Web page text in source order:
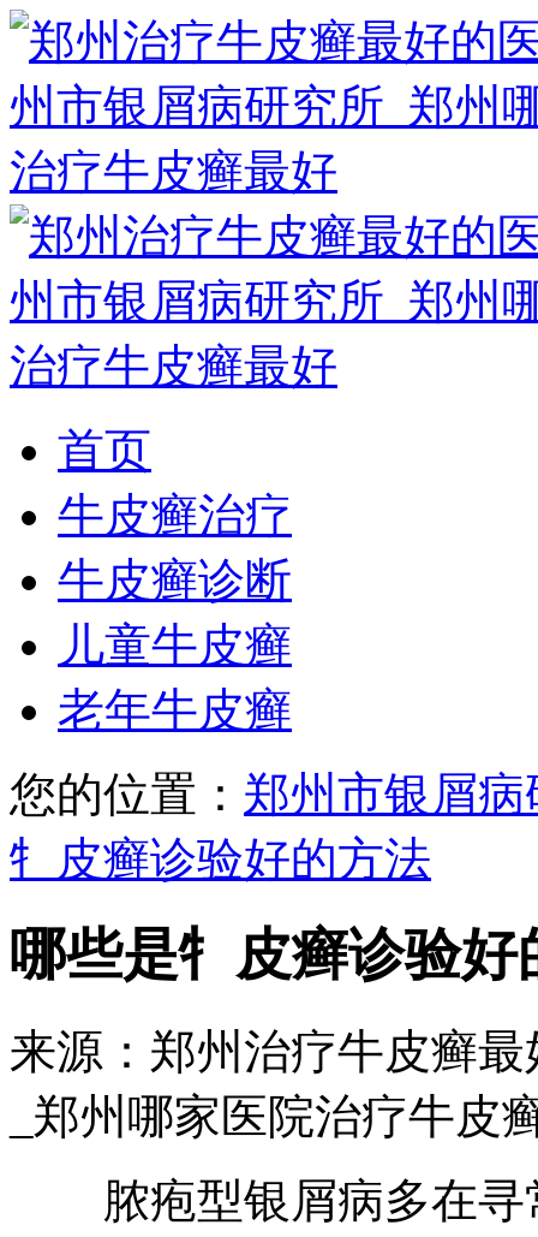
首页
牛皮癣治疗
牛皮癣诊断
儿童牛皮癣
老年牛皮癣
您的位置： 郑州市银屑病
牜皮癣诊验好的方法
哪些是牜皮癣诊验好
来源：郑州治疗牛皮癣
_郑州哪家医院治疗牛皮
脓疱型银屑病多在寻